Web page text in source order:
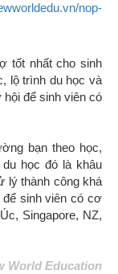
nop-
tốt nhất cho sinh
lộ trình du học và
để sinh viên có
bạn theo học,
học đó là khâu
lý thành công khá
sinh viên có cơ
Singapore, NZ,
World Education